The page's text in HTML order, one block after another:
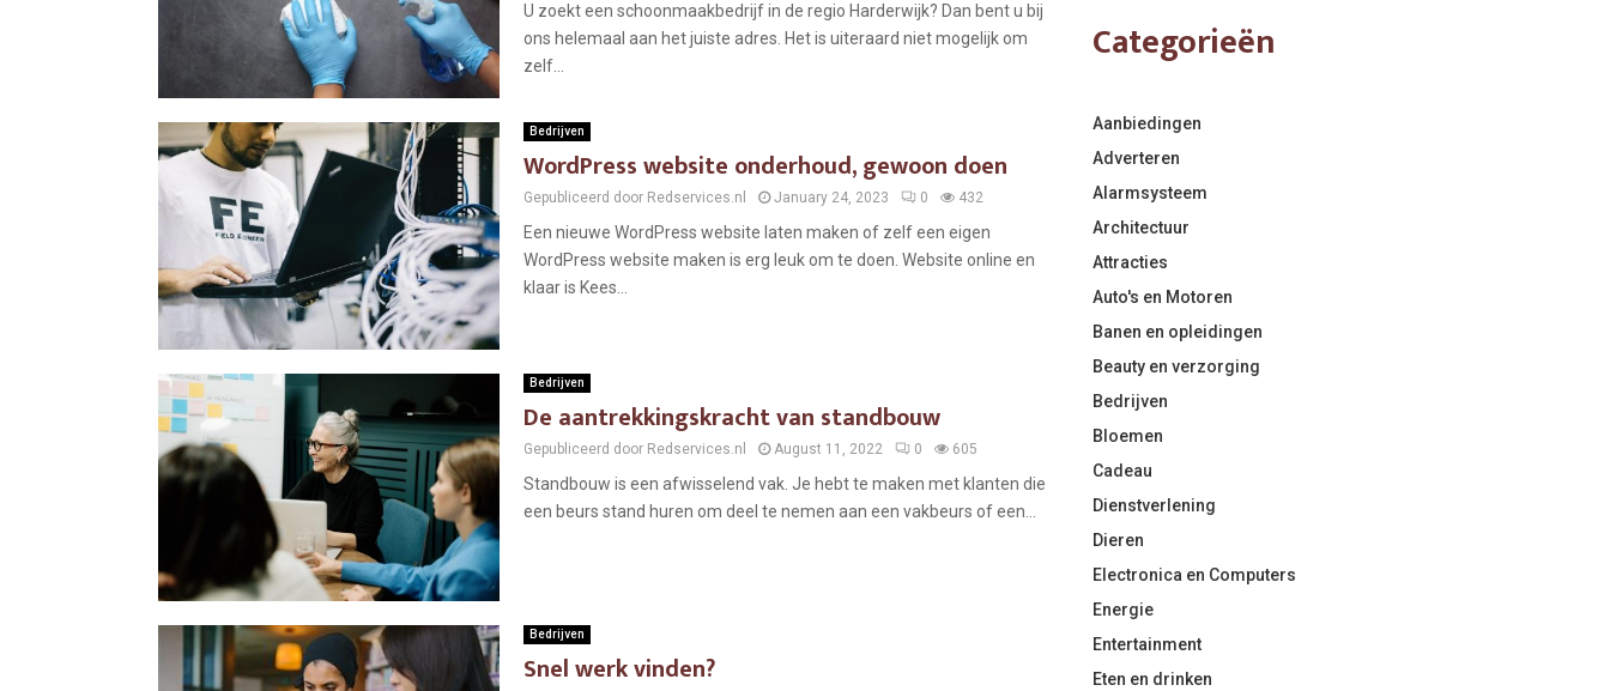
U zoekt een schoonmaakbedrijf in de regio Harderwijk? Dan bent u bij
ons helemaal aan het juiste adres. Het is uiteraard niet mogelijk om
zelf...
Bedrijven
WordPress website onderhoud, gewoon doen
Gepubliceerd door Redservices.nl January 24, 2023 0 432
Een nieuwe WordPress website laten maken of zelf een eigen
WordPress website maken is erg leuk om te doen. Website online en
klaar is Kees...
Bedrijven
De aantrekkingskracht van standbouw
Gepubliceerd door Redservices.nl August 11, 2022 0 605
Standbouw is een afwisselend vak. Je hebt te maken met klanten die
een beurs stand huren om deel te nemen aan een vakbeurs of een...
Bedrijven
Snel werk vinden?
Categorieën
Aanbiedingen
Adverteren
Alarmsysteem
Architectuur
Attracties
Auto's en Motoren
Banen en opleidingen
Beauty en verzorging
Bedrijven
Bloemen
Cadeau
Dienstverlening
Dieren
Electronica en Computers
Energie
Entertainment
Eten en drinken